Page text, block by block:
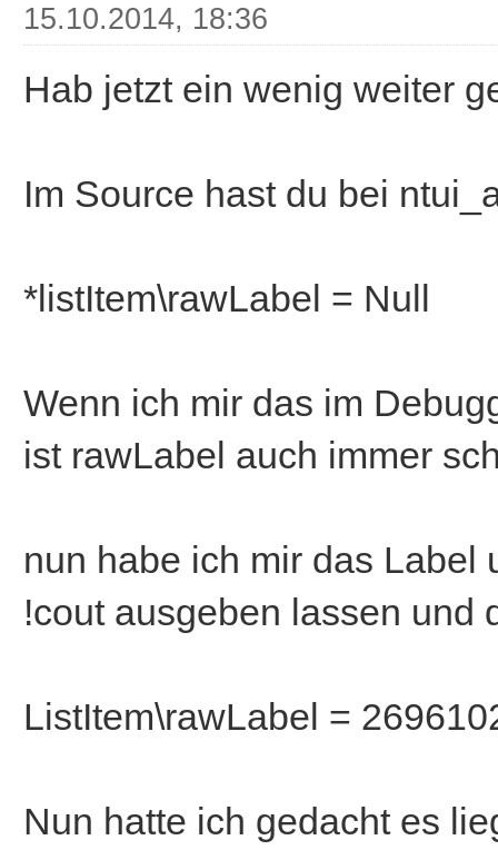
15.10.2014, 18:36
Hab jetzt ein wenig weiter
Im Source hast du bei
*listItem\rawLabel = Null
Wenn ich mir das im
ist rawLabel auch immer
nun habe ich mir das Label
!cout ausgeben lassen und
ListItem\rawLabel =
Nun hatte ich gedacht es